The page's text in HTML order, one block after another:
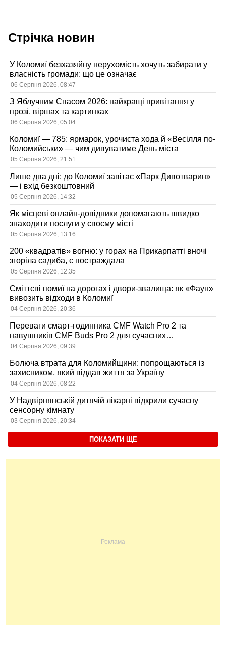
Стрічка новин
У Коломиї безхазяйну нерухомість хочуть забирати у
власність громади: що це означає
06 Серпня 2026, 08:47
З Яблучним Спасом 2026: найкращі привітання у
прозі, віршах та картинках
06 Серпня 2026, 05:04
Коломиї — 785: ярмарок, урочиста хода й «Весілля по-
Коломийськи» — чим дивуватиме День міста
05 Серпня 2026, 21:51
Лише два дні: до Коломиї завітає «Парк Дивотварин»
— і вхід безкоштовний
05 Серпня 2026, 14:32
Як місцеві онлайн-довідники допомагають швидко
знаходити послуги у своєму місті
05 Серпня 2026, 13:16
200 «квадратів» вогню: у горах на Прикарпатті вночі
згоріла садиба, є постраждала
05 Серпня 2026, 12:35
Сміттєві помиї на дорогах і двори-звалища: як «Фаун»
вивозить відходи в Коломиї
04 Серпня 2026, 20:36
Переваги смарт-годинника CMF Watch Pro 2 та
навушників CMF Buds Pro 2 для сучасних
користувачів
04 Серпня 2026, 09:39
Болюча втрата для Коломийщини: попрощаються із
захисником, який віддав життя за Україну
04 Серпня 2026, 08:22
У Надвірнянській дитячій лікарні відкрили сучасну
сенсорну кімнату
03 Серпня 2026, 20:34
ПОКАЗАТИ ЩЕ